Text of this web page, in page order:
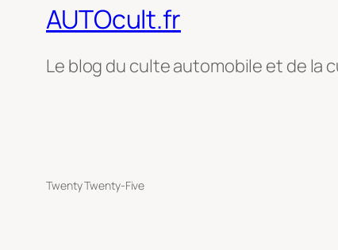
AUTOcult.fr
Le blog du culte automobile et de la
Twenty Twenty-Five